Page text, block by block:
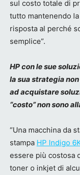
sul costo totale di
tutto mantenendo
risposta al perché
semplice”.
HP con le sue
la sua strategia
ad acquistare
“costo” non sono
“Una macchina da
stampa HP Indigo
essere più costosa
toner o inkjet di